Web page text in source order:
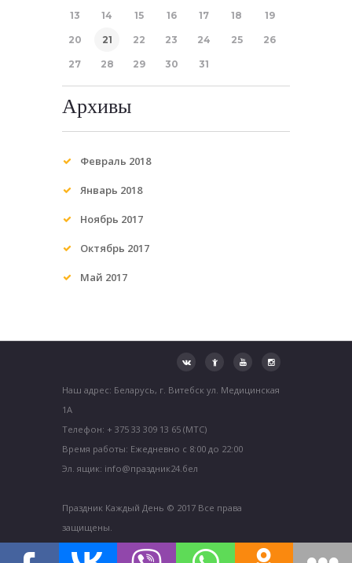
13 14 15 16 17 18 19
20 21 22 23 24 25 26
27 28 29 30 31
Архивы
Февраль 2018
Январь 2018
Ноябрь 2017
Октябрь 2017
Май 2017
Наш адрес: Беларусь, г. Витебск ул. Медицинская
1А
Телефон: + 375 33 309 13 65 (МТС)
Время работы: Ежедневно с 8:00 до 22:00
Эл. ящик: info@праздник24.бел
Праздник Каждый День © 2017 Все права
защищены.